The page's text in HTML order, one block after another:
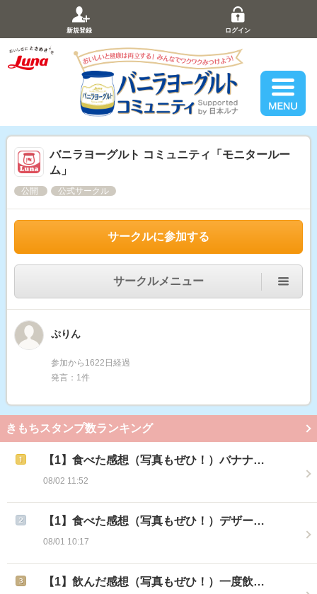
新規登録 ログイン
バニラヨーグルト コミュニティ「モニタールー
ム」
公開 公式サークル
サークルに参加する
サークルメニュー
ぷりん
参加から1622日経過
発言：1件
きもちスタンプ数ランキング
【1】食べた感想（写真もぜひ！）バナナ…
08/02 11:52
【1】食べた感想（写真もぜひ！）デザー…
08/01 10:17
【1】飲んだ感想（写真もぜひ！）一度飲…